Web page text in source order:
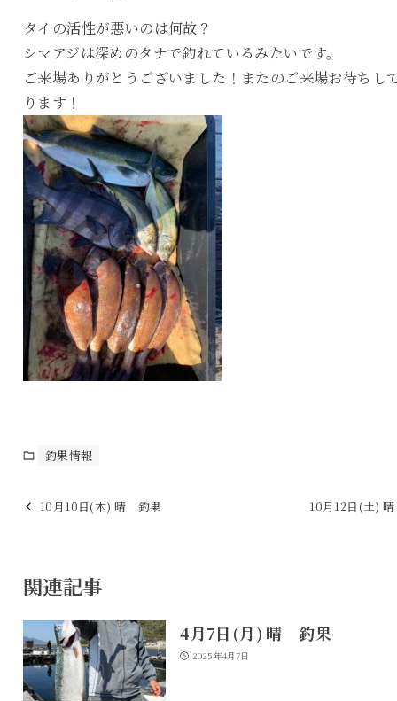
タイの活性が悪いのは何故？
シマアジは深めのタナで釣れているみたいです。
ご来場ありがとうございました！またのご来場お待ちし
ります！
釣果情報
10月10日(木) 晴 釣果 10月12日(土)
関連記事
4月7日(月) 晴 釣果
2025年4月7日